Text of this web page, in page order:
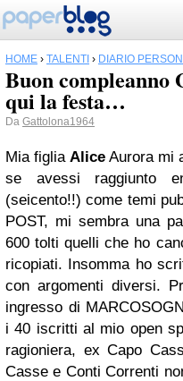
HOME › TALENTI › DIARIO
Buon compleanno
qui la festa…
Da Gattolona1964
Mia figlia Alice Aurora mi
se avessi raggiunto
(seicento!!) come temi
POST, mi sembra una
600 tolti quelli che ho
ricopiati. Insomma ho
con argomenti diversi.
ingresso di
i 40 iscritti al mio open
ragioniera, ex Capo
Casse e Conti Correnti